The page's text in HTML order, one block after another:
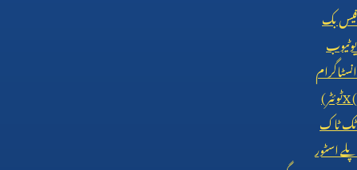
فیس بک
یوٹیوب
انسٹاگرام
X (ٹوئٹر)
ٹک ٹاک
پلے اسٹور